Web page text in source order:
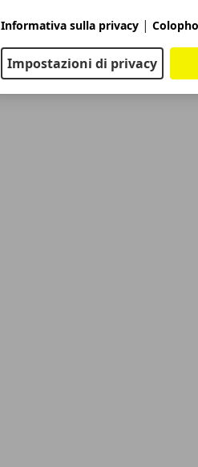
Informativa sulla privacy |
Impostazioni di privacy